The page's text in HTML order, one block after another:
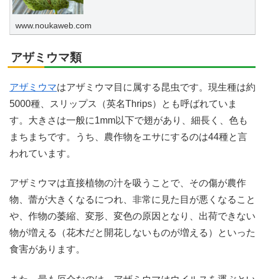
www.noukaweb.com
アザミウマ類
アザミウマはアザミウマ目に属する昆虫です。現生種は約
5000種、スリップス（英名Thrips）とも呼ばれていま
す。大きさは一般に1mm以下で翅があり、細長く、色も
まちまちです。うち、農作物をエサにするのは44種と言
われています。
アザミウマは直接植物の汁を吸うことで、その傷が農作
物、蕾が大きくなるにつれ、非常に見た目が悪くなること
や、作物の萎縮、変形、変色の原因となり、出荷できない
物が増える（花木だと開花しないものが増える）といった
食害があります。